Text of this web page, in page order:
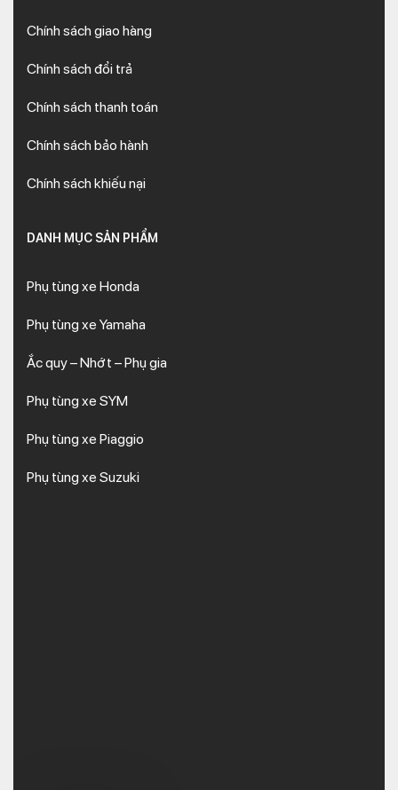
Chính sách giao hàng
Chính sách đổi trả
Chính sách thanh toán
Chính sách bảo hành
Chính sách khiếu nại
DANH MỤC SẢN PHẨM
Phụ tùng xe Honda
Phụ tùng xe Yamaha
Ắc quy – Nhớt – Phụ gia
Phụ tùng xe SYM
Phụ tùng xe Piaggio
Phụ tùng xe Suzuki